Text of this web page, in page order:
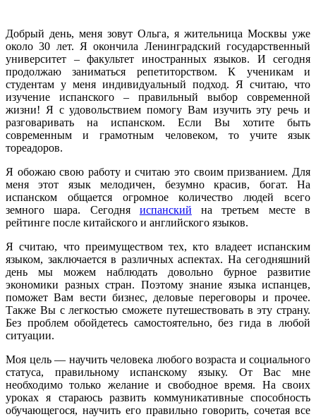
Добрый день, меня зовут Ольга, я жительница Москвы уже
около 30 лет. Я окончила Ленинградский государственный
университет – факультет иностранных языков. И сегодня
продолжаю заниматься репетиторством.К ученикам и
студентам у меня индивидуальный подход. Я считаю, что
изучение испанского – правильный выбор современной
жизни! Я с удовольствием помогу Вам изучить эту речь и
разговаривать на испанском. Если Вы хотите быть
современным и грамотным человеком, то учите язык
тореадоров.
Я обожаю свою работу и считаю это своим призванием. Для
меня этот язык мелодичен, безумно красив, богат. На
испанском общается огромное количество людей всего
земного шара. Сегодня испанский на третьем месте в
рейтинге после китайского и английского языков.
Я считаю, что преимуществом тех, кто владеет испанским
языком, заключается в различных аспектах. На сегодняшний
день мы можем наблюдать довольно бурное развитие
экономики разных стран. Поэтому знание языка испанцев,
поможет Вам вести бизнес, деловые переговоры и прочее.
Также Вы с легкостью сможете путешествовать в эту страну.
Без проблем обойдетесь самостоятельно, без гида в любой
ситуации.
Моя цель — научить человека любого возраста и социального
статуса, правильному испанскому языку. От Вас мне
необходимо только желание и свободное время. На своих
уроках я стараюсь развить коммуникативные способность
обучающегося, научить его правильно говорить, сочетая все